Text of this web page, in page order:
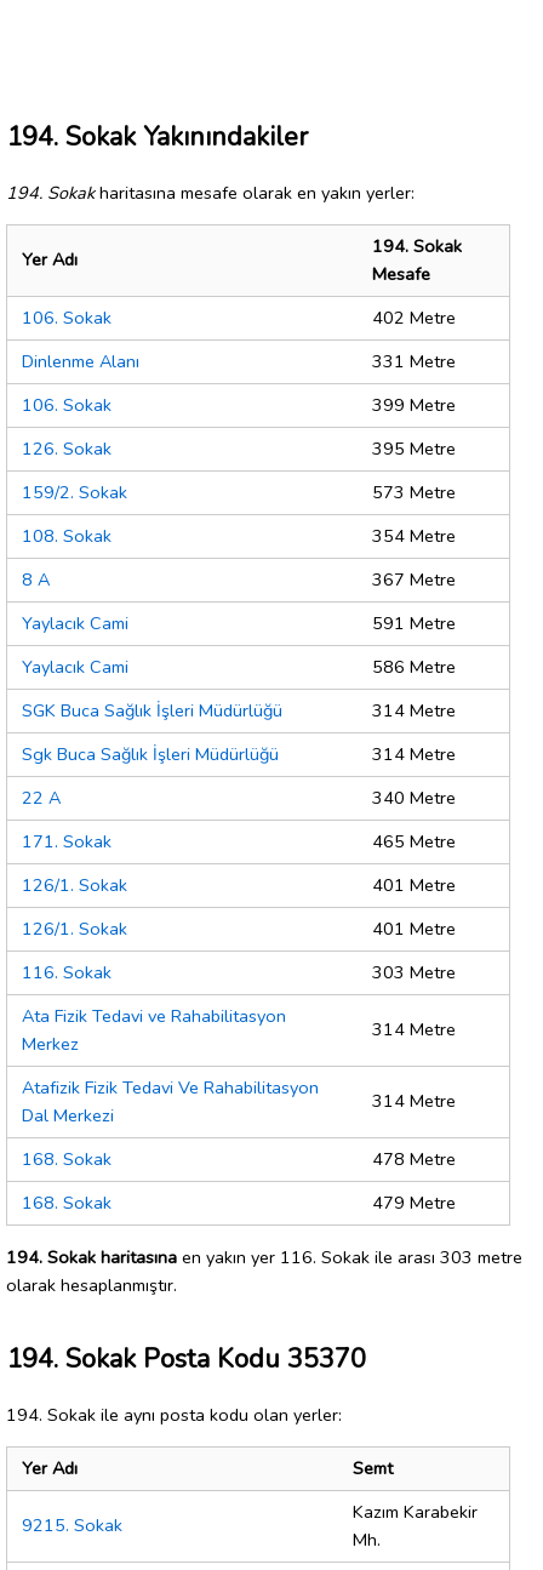
194. Sokak Yakınındakiler
194. Sokakharitasına mesafe olarak en yakın yerler:
Yer Adı
194. Sokak
Mesafe
106. Sokak
402 Metre
Dinlenme Alanı
331 Metre
106. Sokak
399 Metre
126. Sokak
395 Metre
159/2. Sokak
573 Metre
108. Sokak
354 Metre
8 A
367 Metre
Yaylacık Cami
591 Metre
Yaylacık Cami
586 Metre
SGK Buca Sağlık İşleri Müdürlüğü
314 Metre
Sgk Buca Sağlık İşleri Müdürlüğü
314 Metre
22 A
340 Metre
171. Sokak
465 Metre
126/1. Sokak
401 Metre
126/1. Sokak
401 Metre
116. Sokak
303 Metre
Ata Fizik Tedavi ve Rahabilitasyon
Merkez
314 Metre
Atafizik Fizik Tedavi Ve Rahabilitasyon
Dal Merkezi
314 Metre
168. Sokak
478 Metre
168. Sokak
479 Metre
194. Sokak haritasına en yakın yer 116. Sokak ile arası 303 metre
olarak hesaplanmıştır.
194. Sokak Posta Kodu 35370
194. Sokak ile aynı posta kodu olan yerler:
Yer Adı Semt
9215. Sokak
Kazım Karabekir
Mh.